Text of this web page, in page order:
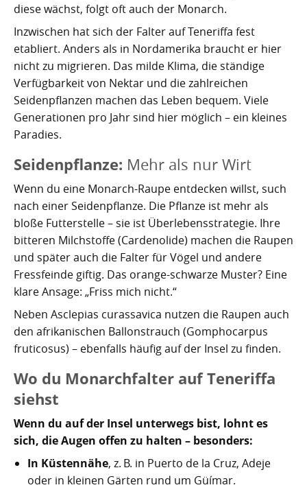
diese wächst, folgt oft auch der Monarch.
Inzwischen hat sich der Falter auf Teneriffa fest
etabliert. Anders als in Nordamerika braucht er hier
nicht zu migrieren. Das milde Klima, die ständige
Verfügbarkeit von Nektar und die zahlreichen
Seidenpflanzen machen das Leben bequem. Viele
Generationen pro Jahr sind hier möglich – ein kleines
Paradies.
Seidenpflanze: Mehr als nur Wirt
Wenn du eine Monarch-Raupe entdecken willst, such
nach einer Seidenpflanze. Die Pflanze ist mehr als
bloße Futterstelle – sie ist Überlebensstrategie. Ihre
bitteren Milchstoffe (Cardenolide) machen die Raupen
und später auch die Falter für Vögel und andere
Fressfeinde giftig. Das orange-schwarze Muster? Eine
klare Ansage: „Friss mich nicht.“
Neben Asclepias curassavica nutzen die Raupen auch
den afrikanischen Ballonstrauch (Gomphocarpus
fruticosus) – ebenfalls häufig auf der Insel zu finden.
Wo du Monarchfalter auf Teneriffa
siehst
Wenn du auf der Insel unterwegs bist, lohnt es
sich, die Augen offen zu halten – besonders:
In Küstennähe, z. B. in Puerto de la Cruz, Adeje
oder in kleinen Gärten rund um Güímar.